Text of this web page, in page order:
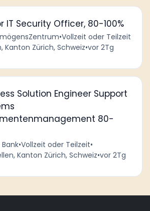
IT Security Officer, 80-100%
•Vollzeit oder Teilzeit
Kanton Zürich, Schweiz•vor 2Tg
Solution Engineer Support
80-
•Vollzeit oder Teilzeit•
Kanton Zürich, Schweiz•vor 2Tg